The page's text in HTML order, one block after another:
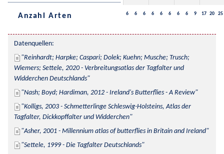
Anzahl Arten 6 6 6 6 6 6 6 6 9 17 20 25
Datenquellen:
Reinhardt; Harpke; Caspari; Dolek; Kuehn; Musche; Trusch;
Wiemers; Settele, 2020 - Verbreitungsatlas der Tagfalter und
Widderchen Deutschlands
Nash; Boyd; Hardiman, 2012 - Ireland's Butterflies - A Review
Kolligs, 2003 - Schmetterlinge Schleswig-Holsteins, Atlas der
Tagfalter, Dickkopffalter und Widderchen
Asher, 2001 - Millennium atlas of butterflies in Britain and Ireland
Settele, 1999 - Die Tagfalter Deutschlands